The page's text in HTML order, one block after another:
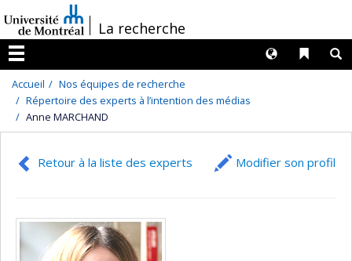
au
contenu
/La recherche
Menu
Liens
Langues
Accueil
Nos équipes de recherche
Répertoire des experts à l’intention des médias
Anne MARCHAND
Retour à la liste des experts Modifier son profil